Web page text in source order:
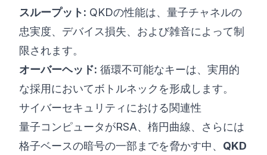
スループット: QKDの性能は、量子チャネルの
忠実度、デバイス損失、および雑音によって制
限されます。
オーバーヘッド: 循環不可能なキーは、実用的
な採用においてボトルネックを形成します。
サイバーセキュリティにおける関連性
量子コンピュータがRSA、楕円曲線、さらには
格子ベースの暗号の一部までを脅かす中、 QKD